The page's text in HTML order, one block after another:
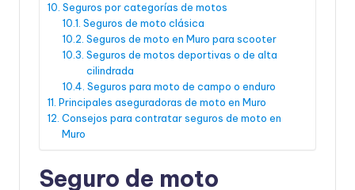
Seguros por categorías de motos
Seguros de moto clásica
Seguros de moto en Muro para scooter
Seguros de motos deportivas o de alta
cilindrada
Seguros para moto de campo o enduro
Principales aseguradoras de moto en Muro
Consejos para contratar seguros de moto en
Muro
Seguro de moto